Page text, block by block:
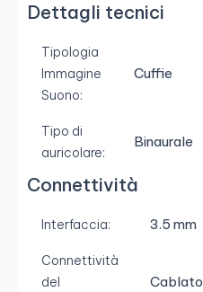
Dettagli tecnici
Tipologia
Immagine
Suono:
Cuffie
Tipo di
auricolare:
Binaurale
Connettività
Interfaccia: 3.5 mm
Connettività
del
Cablato